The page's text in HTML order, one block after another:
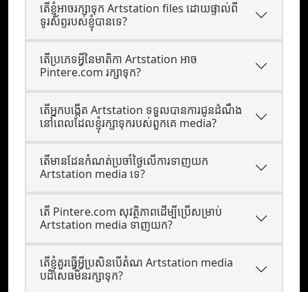
តើខ្ញុំអាចរក្សាទុក Artstation files ដោយផ្ទាល់ពី
ទូរស័ព្ទរបស់ខ្ញុំបានទេ?
តើប្រភេទអ្វីនៃមាតិកា Artstation អាច
Pintere.com រក្សាទុក?
តើ​អ្នក​បង្កើត Artstation ទទួល​បាន​ការ​ជូន​ដំណឹង​
នៅពេល​ដែល​ខ្ញុំ​រក្សា​ទុក​របស់​ពួកគេ media?
តើមានដែនកំណត់ប្រចាំថ្ងៃលើការទាញយក
Artstation media ទេ?
តើ Pintere.com សុវត្ថិភាពដើម្បីប្រើសម្រាប់
Artstation media ទាញយក?
តើខ្ញុំគួរធ្វើអ្វីប្រសិនបើតំណ Artstation media
បដិសេធមិនរក្សាទុក?